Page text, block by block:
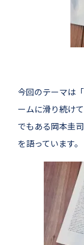
今回のテーマは
ームに滑り続け
でもある岡本圭
を語っています。